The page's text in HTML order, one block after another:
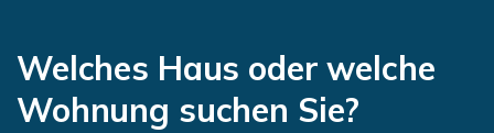
Welches Haus oder welche
Wohnung suchen Sie?